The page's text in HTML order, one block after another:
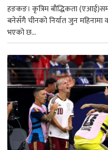
हङकङ। कृत्रिम बौद्धिकता
बनेसँगै चीनको निर्यात जुन महिनामा
भएको छ...